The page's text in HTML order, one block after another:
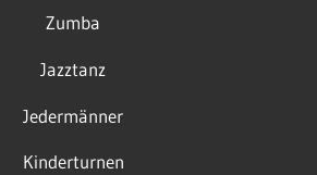
Zumba
Jazztanz
Jedermänner
Kinderturnen